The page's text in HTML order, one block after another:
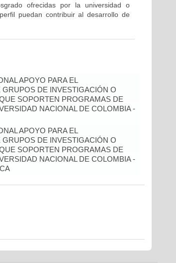
ofrecidas por la universidad o
puedan contribuir al desarrollo de
APOYO PARA EL
DE INVESTIGACIÓN O
SOPORTEN PROGRAMAS DE
NACIONAL DE COLOMBIA -
APOYO PARA EL
DE INVESTIGACIÓN O
SOPORTEN PROGRAMAS DE
NACIONAL DE COLOMBIA -